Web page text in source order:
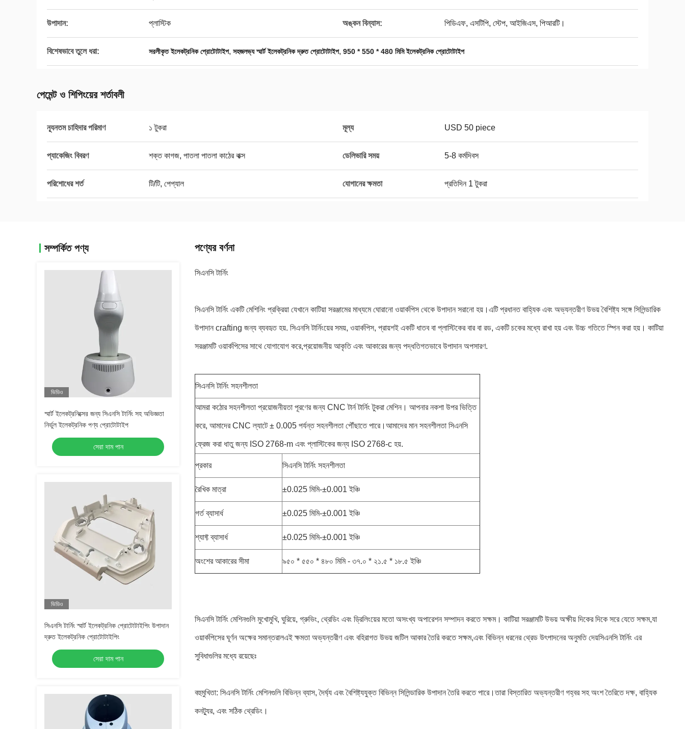
উপাদান: প্লাস্টিক অঙ্কন বিন্যাস: পিডিএফ, এসটিপি, স্টেপ, আইজিএস, পিআরটি।
বিশেষভাবে তুলে ধরা: সরলীকৃত ইলেকট্রনিক প্রোটোটাইপ, সহজলভ্য স্মার্ট ইলেকট্রনিক দ্রুত প্রোটোটাইপ, 950 * 550 * 480 মিমি ইলেকট্রনিক প্রোটোটাইপ
পেমেন্ট ও শিপিংয়ের শর্তাবলী
ন্যূনতম চাহিদার পরিমাণ ১ টুকরা মূল্য USD 50 piece
প্যাকেজিং বিবরণ শক্ত কাগজ, পাতলা পাতলা কাঠের বাক্স ডেলিভারি সময় 5-8 কর্মদিবস
পরিশোধের শর্ত টি/টি, পেপ্যাল যোগানের ক্ষমতা প্রতিদিন 1 টুকরা
সম্পর্কিত পণ্য
ভিডিও
স্মার্ট ইলেকট্রনিক্সের জন্য সিএনসি টার্নিং সহ অভিজ্ঞতা
নির্ভুল ইলেকট্রনিক পণ্য প্রোটোটাইপ
সেরা দাম পান
ভিডিও
সিএনসি টার্নিং স্মার্ট ইলেকট্রনিক প্রোটোটাইপিং উপাদান
দ্রুত ইলেকট্রনিক প্রোটোটাইপিং
সেরা দাম পান
পণ্যের বর্ণনা
সিএনসি টার্নিং
সিএনসি টার্নিং একটি মেশিনিং প্রক্রিয়া যেখানে কাটিয়া সরঞ্জামের মাধ্যমে ঘোরানো ওয়ার্কপিস থেকে উপাদান সরানো হয়।এটি প্রধানত বাহ্যিক এবং অভ্যন্তরীণ উভয় বৈশিষ্ট্য সঙ্গে সিলিন্ডারিক
উপাদান crafting জন্য ব্যবহৃত হয়. সিএনসি টার্নিংয়ের সময়, ওয়ার্কপিস, প্রায়শই একটি ধাতব বা প্লাস্টিকের বার বা রড, একটি চকের মধ্যে রাখা হয় এবং উচ্চ গতিতে স্পিন করা হয়। কাটিয়া
সরঞ্জামটি ওয়ার্কপিসের সাথে যোগাযোগ করে,প্রয়োজনীয় আকৃতি এবং আকারের জন্য পদ্ধতিগতভাবে উপাদান অপসারণ.
সিএনসি টার্নিং সহনশীলতা
আমরা কঠোর সহনশীলতা প্রয়োজনীয়তা পূরণের জন্য CNC টার্ন টার্নিং টুকরা মেশিন। আপনার নকশা উপর ভিত্তি
করে, আমাদের CNC ল্যাটে ± 0.005 পর্যন্ত সহনশীলতা পৌঁছাতে পারে।আমাদের মান সহনশীলতা সিএনসি
ফ্রেজ করা ধাতু জন্য ISO 2768-m এবং প্লাস্টিকের জন্য ISO 2768-c হয়.
প্রকার সিএনসি টার্নিং সহনশীলতা
রৈখিক মাত্রা ±0.025 মিমি-±0.001 ইঞ্চি
গর্ত ব্যাসার্ধ ±0.025 মিমি-±0.001 ইঞ্চি
শ্যাফ্ট ব্যাসার্ধ ±0.025 মিমি-±0.001 ইঞ্চি
অংশের আকারের সীমা ৯৫০ * ৫৫০ * ৪৮০ মিমি - ৩৭.০ * ২১.৫ * ১৮.৫ ইঞ্চি
সিএনসি টার্নিং মেশিনগুলি মুখোমুখি, ঘুরিয়ে, গ্রুভিং, থ্রেডিং এবং ড্রিলিংয়ের মতো অসংখ্য অপারেশন সম্পাদন করতে সক্ষম। কাটিয়া সরঞ্জামটি উভয় অক্ষীয় দিকের দিকে সরে যেতে সক্ষম,যা
ওয়ার্কপিসের ঘূর্ণন অক্ষের সমান্তরালএই ক্ষমতা অভ্যন্তরীণ এবং বহিরাগত উভয় জটিল আকার তৈরি করতে সক্ষম,এবং বিভিন্ন ধরনের থ্রেড উৎপাদনের অনুমতি দেয়সিএনসি টার্নিং এর
সুবিধাগুলির মধ্যে রয়েছেঃ
বহুমুখিতা: সিএনসি টার্নিং মেশিনগুলি বিভিন্ন ব্যাস, দৈর্ঘ্য এবং বৈশিষ্ট্যযুক্ত বিভিন্ন সিলিন্ডারিক উপাদান তৈরি করতে পারে।তারা বিস্তারিত অভ্যন্তরীণ গহ্বর সহ অংশ তৈরিতে দক্ষ, বাহ্যিক
কনট্যুর, এবং সঠিক থ্রেডিং।